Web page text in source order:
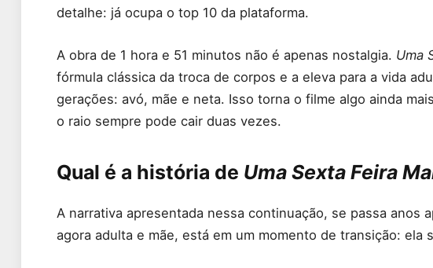
detalhe: já ocupa o top 10 da plataforma.
A obra de 1 hora e 51 minutos não é apenas nostalgia. Uma
fórmula clássica da troca de corpos e a eleva para a vida
gerações: avó, mãe e neta. Isso torna o filme algo ainda
o raio sempre pode cair duas vezes.
Qual é a história de Uma Sexta Feira
A narrativa apresentada nessa continuação, se passa anos
agora adulta e mãe, está em um momento de transição: ela